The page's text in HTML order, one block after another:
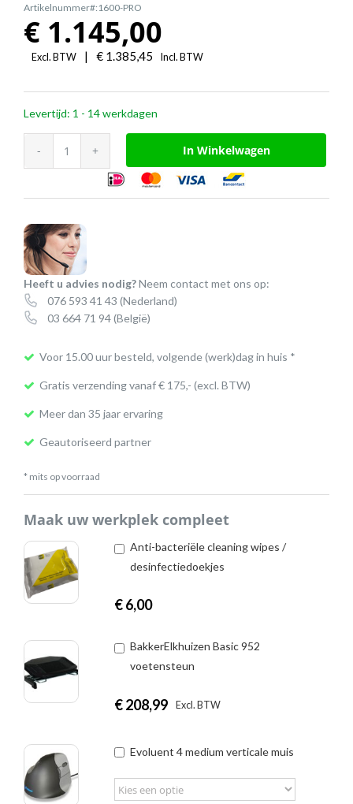
Artikelnummer#:1600-PRO
€ 1.145,00
Excl. BTW | € 1.385,45 Incl. BTW
Levertijd: 1 - 14 werkdagen
Maak uw werkplek compleet
Anti-bacteriële cleaning wipes /
desinfectiedoekjes
€6,00
BakkerElkhuizen Basic 952
voetensteun
€208,99 Excl. BTW
Evoluent 4 medium verticale muis
-
solution®
aantal
In Winkelwagen
Heeft u advies nodig?Neem contact met ons op:
076 593 41 43 (Nederland)
03 664 71 94(België)
Voor 15.00 uur besteld, volgende (werk)dag in huis *
Gratis verzending vanaf € 175,- (excl. BTW)
Meer dan 35 jaar ervaring
Geautoriseerd partner
* mits op voorraad